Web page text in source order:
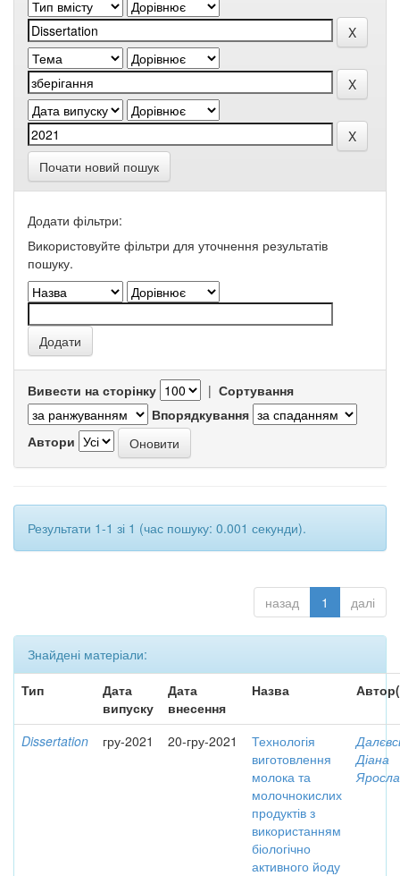
Почати новий пошук
Додати фільтри:
Використовуйте фільтри для уточнення результатів
пошуку.
Вивести на сторінку | Сортування
Впорядкування
Автори
Результати 1-1 зі 1 (час пошуку: 0.001 секунди).
назад 1 далі
Знайдені матеріали:
Тип
Дата
випуску
Дата
внесення
Назва
Dissertation гру-2021 20-гру-2021
Технологія
виготовлення
молока та
молочнокислих
продуктів з
використанням
біологічно
активного йоду
Діана